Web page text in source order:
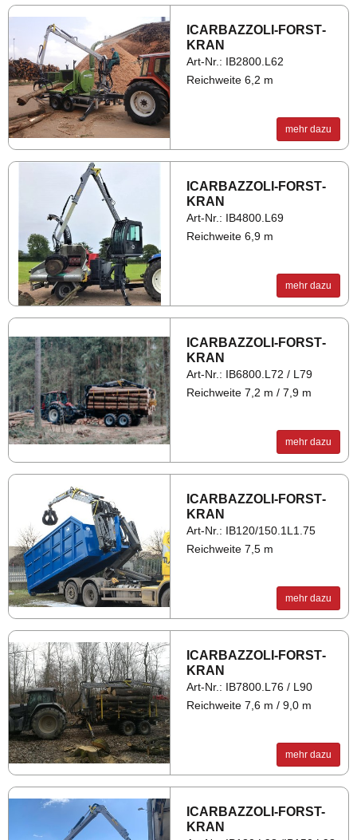
ICAR­BAZ­ZO­LI-FORST­
KRAN
Art-Nr.: IB2800.L62
Reichweite 6,2 m
mehr dazu
ICAR­BAZ­ZO­LI-FORST­
KRAN
Art-Nr.: IB4800.L69
Reichweite 6,9 m
mehr dazu
ICAR­BAZ­ZO­LI-FORST­
KRAN
Art-Nr.: IB6800.L72 / L79
Reichweite 7,2 m / 7,9 m
mehr dazu
ICAR­BAZ­ZO­LI-FORST­
KRAN
Art-Nr.: IB120/150.1L1.75
Reichweite 7,5 m
mehr dazu
ICAR­BAZ­ZO­LI-FORST­
KRAN
Art-Nr.: IB7800.L76 / L90
Reichweite 7,6 m / 9,0 m
mehr dazu
ICAR­BAZ­ZO­LI-FORST-
KRAN